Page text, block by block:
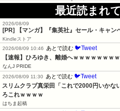
最近読まれ
2026/08/09
[PR] 【マンガ】『集英社』セール・キャン
Kindleストア
2026/08/09 10:46
あとで読む 🐦Tweet
【速報】ひろゆき、離婚へｗｗｗｗｗｗｗｗ
なんJ PRIDE
2026/08/09 11:30
あとで読む 🐦Tweet
スリムクラブ真栄田「これで2000円いか
ろこれｗｗｗｗ
はちま起稿